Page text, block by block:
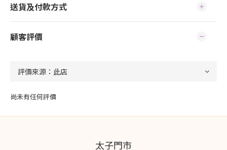
送貨及付款方式
顧客評價
尚未有任何評價
太子門市